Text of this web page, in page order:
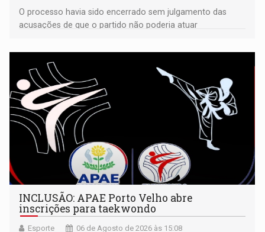
O processo havia sido encerrado sem julgamento das
acusações de que o partido não poderia atuar
INCLUSÃO: APAE Porto Velho abre
inscrições para taekwondo
Esporte 06 de Agosto de 2026 às 15:08